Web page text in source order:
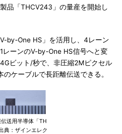
品「THCV243」の量産を開始し
by-One HS」を活用し、4レーン
レーンのV-by-One HS信号へと変
ビット/秒で、非圧縮2Mピクセル
ケーブルで長距離伝送できる。
送用半導体「TH
典：ザインエレク